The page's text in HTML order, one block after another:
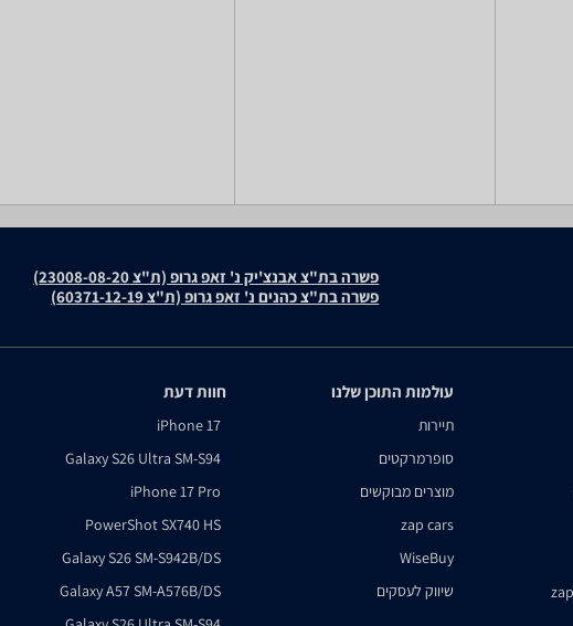
פשרה בת"צ אבנצ'יק נ' זאפ גרופ (ת"צ 23008-08-20)
פשרה בת"צ כהנים נ' זאפ גרופ (ת"צ 60371-12-19)
עולמות התוכן שלנו
תיירות
סופרמרקטים
מוצרים מבוקשים
zap cars
WiseBuy
שיווק לעסקים
חוות דעת
iPhone 17
Galaxy S26 Ultra SM-S94
iPhone 17 Pro
PowerShot SX740 HS
Galaxy S26 SM-S942B/DS
Galaxy A57 SM-A576B/DS